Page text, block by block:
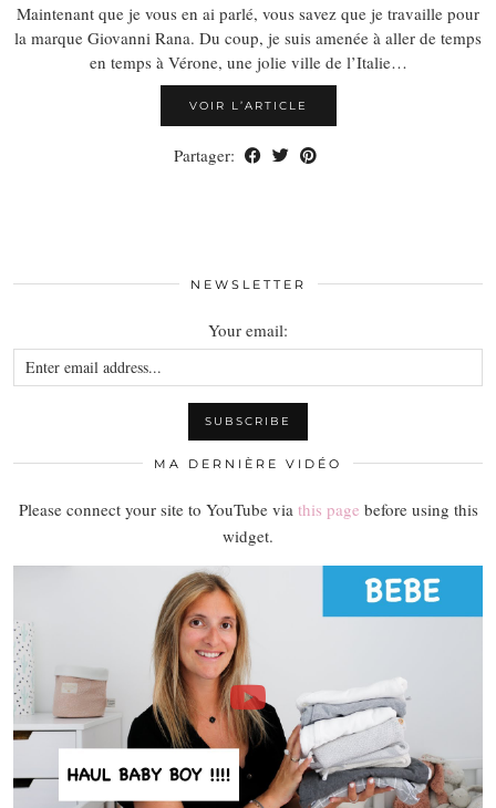
Maintenant que je vous en ai parlé, vous savez que je travaille pour
la marque Giovanni Rana. Du coup, je suis amenée à aller de temps
en temps à Vérone, une jolie ville de l’Italie…
VOIR L’ARTICLE
Partager:
NEWSLETTER
Your email:
MA DERNIÈRE VIDÉO
Please connect your site to YouTube via this page before using this
widget.